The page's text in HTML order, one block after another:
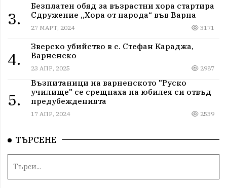
3.
Безплатен обяд за възрастни хора стартира
Сдружение „Хора от народа“ във Варна
27 МАРТ, 2024 3171
4.
Зверско убийство в с. Стефан Караджа,
Варненско
23 АПР, 2025 2987
5.
Възпитаници на варненското "Руско
училище" се срещнаха на юбилея си отвъд
предубежденията
17 АПР, 2024 2539
ТЪРСЕНЕ